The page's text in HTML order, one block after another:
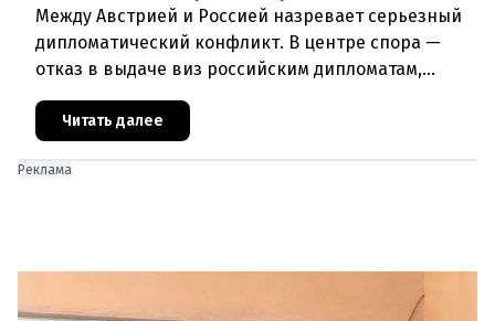
Между Австрией и Россией назревает серьезный
дипломатический конфликт. В центре спора —
отказ в выдаче виз российским дипломатам,
международных организаций, которые
Читать далее
Реклама